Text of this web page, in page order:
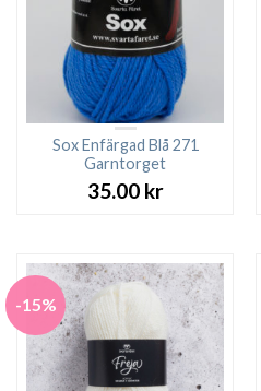
Sox Enfärgad Blå 271
Garntorget
35.00 kr
-15%